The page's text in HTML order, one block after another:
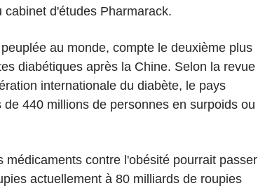
cabinet d'études Pharmarack.
au monde, compte le deuxième plus
diabétiques après la Chine. Selon la revue
internationale du diabète, le pays
440 millions de personnes en surpoids ou
médicaments contre l'obésité pourrait passer
actuellement à 80 milliards de roupies